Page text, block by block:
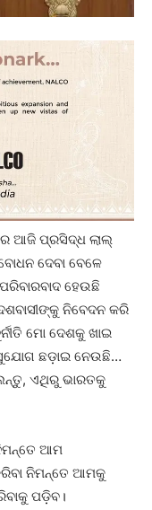
ଆଜି ପ୍ରସିଦ୍ଧ ଲାଲ୍‌
ଦେବା ବ‌େଳେ
ହେଉଛି
ନିବେଦନ କରି
ମୋ ଦେଶକୁ ଖାଇ
ଛଡ଼ାଇ ନେଉଛି…
ଏଥିରୁ ଭାରତକୁ
ଆମ
ନିମନ୍ତେ ଆମକୁ
ପଡ଼ିବ।